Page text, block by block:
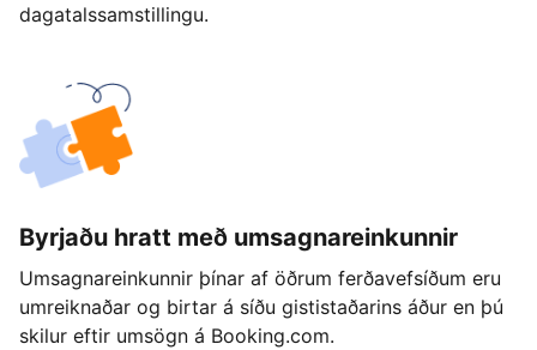
dagatalssamstillingu.
Byrjaðu hratt með umsagnareinkunnir
Umsagnareinkunnir þínar af öðrum ferðavefsíðum eru
umreiknaðar og birtar á síðu gististaðarins áður en þú
skilur eftir umsögn á Booking.com.